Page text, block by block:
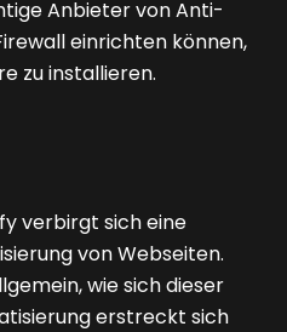
Anbieter von Anti-
einrichten können,
zu installieren.
verbirgt sich eine
von Webseiten.
wie sich dieser
erstreckt sich